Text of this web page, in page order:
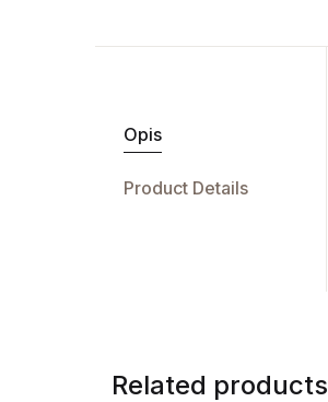
Opis
Product Details
Related products